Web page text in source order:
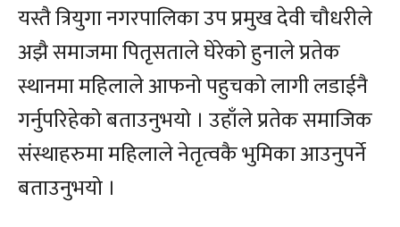
यस्तै त्रियुगा नगरपालिका उप प्रमुख देवी चौधरीले
अझै समाजमा पितृसताले घेरेको हुनाले प्रतेक
स्थानमा महिलाले आफनो पहुचको लागी लडाईनै
गर्नुपरिहेको बताउनुभयो । उहाँले प्रतेक समाजिक
संस्थाहरुमा महिलाले नेतृत्वकै भुमिका आउनुपर्ने
बताउनुभयो ।